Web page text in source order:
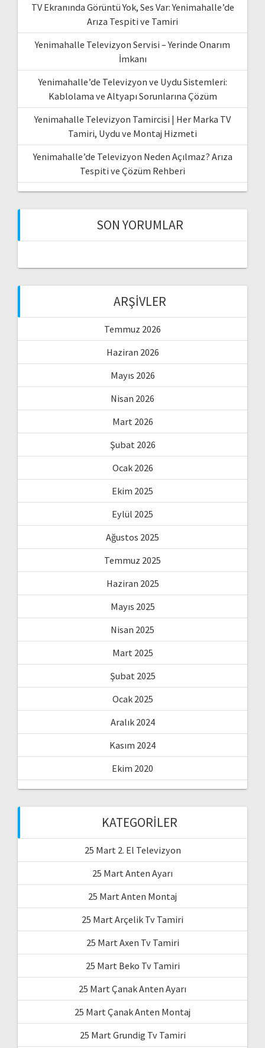
TV Ekranında Görüntü Yok, Ses Var: Yenimahalle’de
Arıza Tespiti ve Tamiri
Yenimahalle Televizyon Servisi – Yerinde Onarım
İmkanı
Yenimahalle’de Televizyon ve Uydu Sistemleri:
Kablolama ve Altyapı Sorunlarına Çözüm
Yenimahalle Televizyon Tamircisi | Her Marka TV
Tamiri, Uydu ve Montaj Hizmeti
Yenimahalle’de Televizyon Neden Açılmaz? Arıza
Tespiti ve Çözüm Rehberi
SON YORUMLAR
ARŞIVLER
Temmuz 2026
Haziran 2026
Mayıs 2026
Nisan 2026
Mart 2026
Şubat 2026
Ocak 2026
Ekim 2025
Eylül 2025
Ağustos 2025
Temmuz 2025
Haziran 2025
Mayıs 2025
Nisan 2025
Mart 2025
Şubat 2025
Ocak 2025
Aralık 2024
Kasım 2024
Ekim 2020
KATEGORILER
25 Mart 2. El Televizyon
25 Mart Anten Ayarı
25 Mart Anten Montaj
25 Mart Arçelik Tv Tamiri
25 Mart Axen Tv Tamiri
25 Mart Beko Tv Tamiri
25 Mart Çanak Anten Ayarı
25 Mart Çanak Anten Montaj
25 Mart Grundig Tv Tamiri